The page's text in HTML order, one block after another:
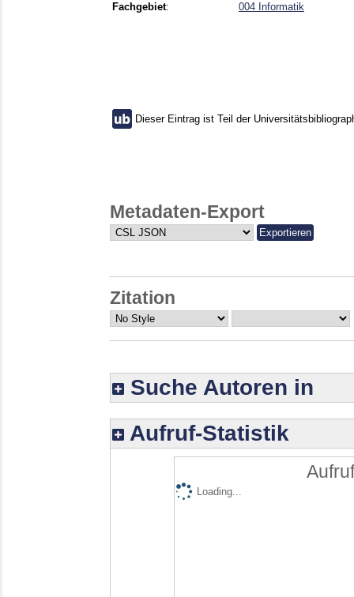
Fachgebiet: 004 Informatik
Dieser Eintrag ist Teil der
Metadaten-Export
Zitation
Suche Autoren in
Aufruf-Statistik
Loading...